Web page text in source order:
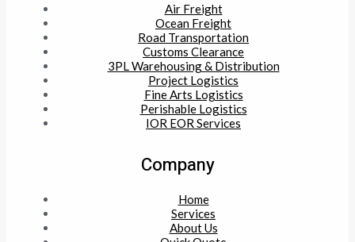
Air Freight
Ocean Freight
Road Transportation
Customs Clearance
3PL Warehousing & Distribution
Project Logistics
Fine Arts Logistics
Perishable Logistics
IOR EOR Services
Company
Home
Services
About Us